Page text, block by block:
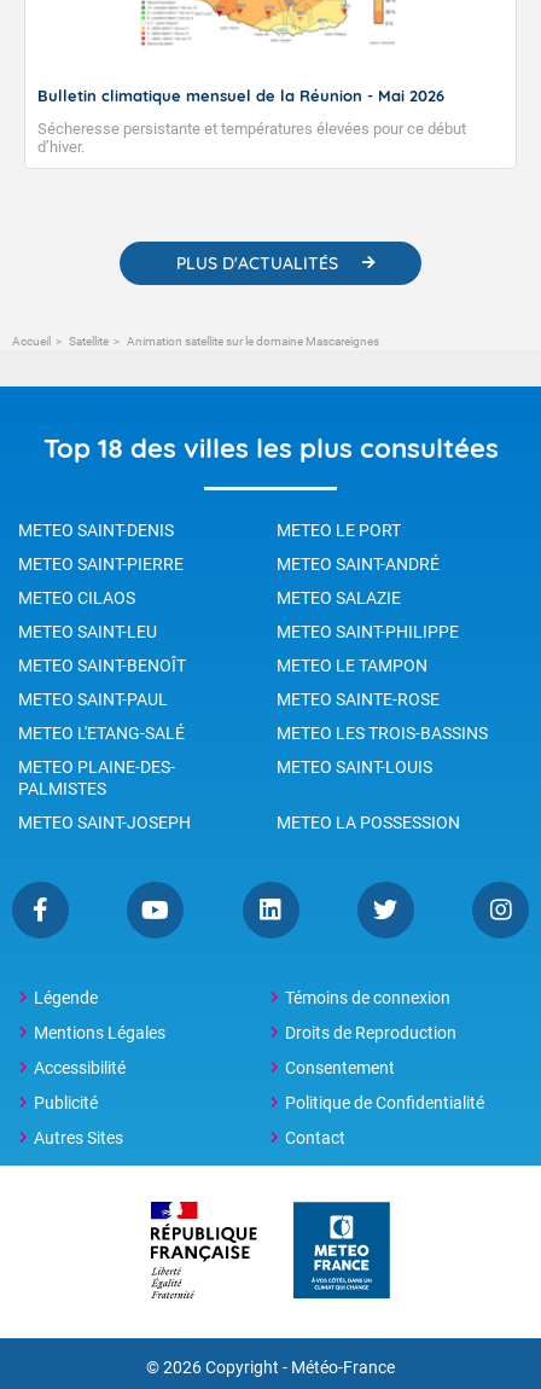
Bulletin climatique mensuel de la Réunion - Mai 2026
Sécheresse persistante et températures élevées pour ce début
d’hiver.
PLUS D'ACTUALITÉS
Accueil Satellite Animation satellite sur le domaine Mascareignes
Top 18 des villes les plus consultées
METEO SAINT-DENIS
METEO LE PORT
METEO SAINT-PIERRE
METEO SAINT-ANDRÉ
METEO CILAOS
METEO SALAZIE
METEO SAINT-LEU
METEO SAINT-PHILIPPE
METEO SAINT-BENOÎT
METEO LE TAMPON
METEO SAINT-PAUL
METEO SAINTE-ROSE
METEO L'ETANG-SALÉ
METEO LES TROIS-BASSINS
METEO PLAINE-DES-
PALMISTES
METEO SAINT-LOUIS
METEO SAINT-JOSEPH METEO LA POSSESSION
Légende
Témoins de connexion
Mentions Légales
Droits de Reproduction
Accessibilité
Consentement
Publicité
Politique de Confidentialité
Autres Sites
Contact
© 2026 Copyright - Météo-France